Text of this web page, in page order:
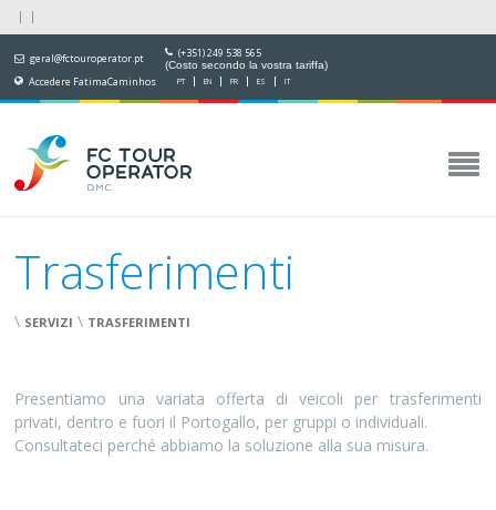
geral@fctouroperator.pt (+351) 249 538 565
(Costo secondo la vostra tariffa)
Accedere FatimaCaminhos PT EN FR ES IT
Trasferimenti
\ SERVIZI \ TRASFERIMENTI
Presentiamo una variata offerta di veicoli per trasferimenti
privati, dentro e fuori il Portogallo, per gruppi o individuali.
Consultateci perché abbiamo la soluzione alla sua misura.